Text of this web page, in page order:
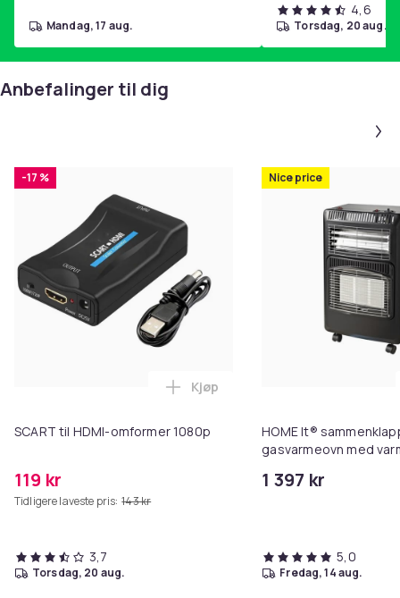
mandag, 17 aug.
4,6
torsdag, 20 aug.
Anbefalinger til dig
-17 %
SCART til HDMI-omformer 1080p
119 kr
Tidligere laveste pris: 143 kr
Legg SCART til HDMI-omformer
Kjøp
3,7
torsdag, 20 aug.
Nice price
HOME It®
gasvarmeovn med
1 397 kr
5,0
fredag, 14 aug.